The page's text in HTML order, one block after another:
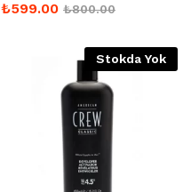
₺599.00 ₺800.00
Stokda Yok